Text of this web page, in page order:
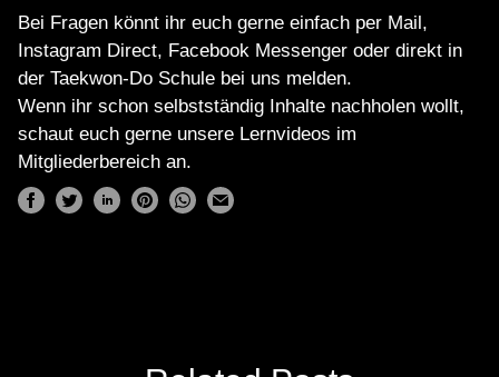
Bei Fragen könnt ihr euch gerne einfach per Mail,
Instagram Direct, Facebook Messenger oder direkt in
der Taekwon-Do Schule bei uns melden.
Wenn ihr schon selbstständig Inhalte nachholen wollt,
schaut euch gerne unsere Lernvideos im
Mitgliederbereich an.